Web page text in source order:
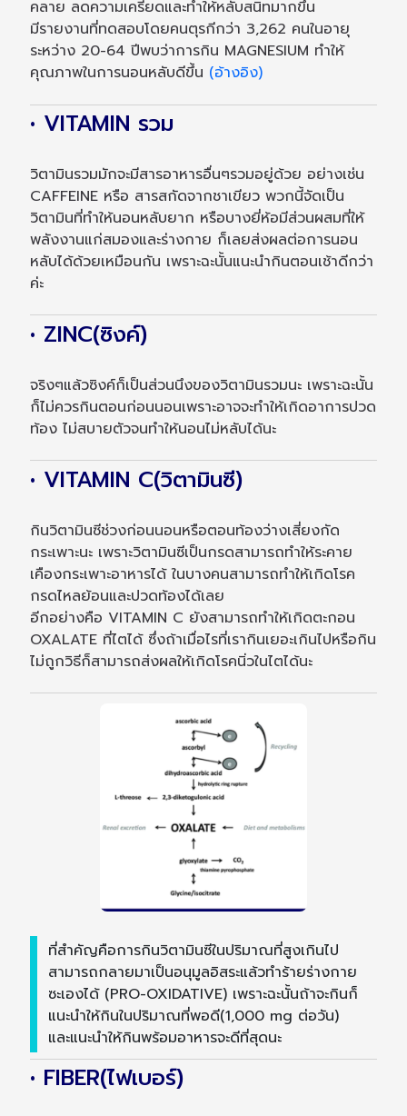
คลาย ลดความเครียดและทำให้หลับสนิทมากขึ้น
มีรายงานที่ทดสอบโดยคนตุรกีกว่า 3,262 คนในอายุ
ระหว่าง 20-64 ปีพบว่าการกิน MAGNESIUM ทำให้
คุณภาพในการนอนหลับดีขึ้น (อ้างอิง)
• VITAMIN รวม
วิตามินรวมมักจะมีสารอาหารอื่นๆรวมอยู่ด้วย อย่างเช่น
CAFFEINE หรือ สารสกัดจากชาเขียว พวกนี้จัดเป็น
วิตามินที่ทำให้นอนหลับยาก หรือบางยี่ห้อมีส่วนผสมที่ให้
พลังงานแก่สมองและร่างกาย ก็เลยส่งผลต่อการนอน
หลับได้ด้วยเหมือนกัน เพราะฉะนั้นแนะนำกินตอนเช้าดีกว่า
ค่ะ
• ZINC(ซิงค์)
จริงๆแล้วซิงค์ก็เป็นส่วนนึงของวิตามินรวมนะ เพราะฉะนั้น
ก็ไม่ควรกินตอนก่อนนอนเพราะอาจจะทำให้เกิดอาการปวด
ท้อง ไม่สบายตัวจนทำให้นอนไม่หลับได้นะ
• VITAMIN C(วิตามินซี)
กินวิตามินซีช่วงก่อนนอนหรือตอนท้องว่างเสี่ยงกัด
กระเพาะนะ เพราะวิตามินซีเป็นกรดสามารถทำให้ระคาย
เคืองกระเพาะอาหารได้ ในบางคนสามารถทำให้เกิดโรค
กรดไหลย้อนและปวดท้องได้เลย
อีกอย่างคือ VITAMIN C ยังสามารถทำให้เกิดตะกอน
OXALATE ที่ไตได้ ซึ่งถ้าเมื่อไรที่เรากินเยอะเกินไปหรือกิน
ไม่ถูกวิธีก็สามารถส่งผลให้เกิดโรคนิ่วในไตได้นะ
ที่สำคัญคือการกินวิตามินซีในปริมาณที่สูงเกินไป
สามารถกลายมาเป็นอนุมูลอิสระแล้วทำร้ายร่างกาย
ซะเองได้ (PRO-OXIDATIVE) เพราะฉะนั้นถ้าจะกินก็
แนะนำให้กินในปริมาณที่พอดี(1,000 mg ต่อวัน)
และแนะนำให้กินพร้อมอาหารจะดีที่สุดนะ
• FIBER(ไฟเบอร์)